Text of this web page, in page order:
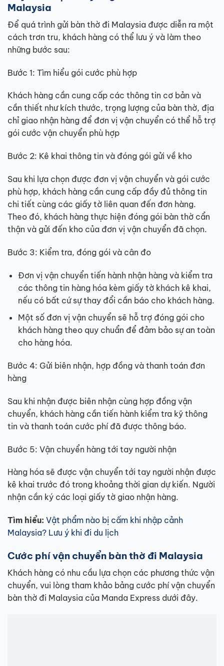
Malaysia
Để quá trình gửi bàn thờ đi Malaysia được diễn ra một
cách trơn tru, khách hàng có thể lưu ý và làm theo
những bước sau:
Bước 1: Tìm hiểu gói cước phù hợp
Khách hàng cần cung cấp các thông tin cơ bản và
cần thiết như kích thước, trọng lượng của bàn thờ, địa
chỉ giao nhận hàng để đơn vị vận chuyển có thể hỗ trợ
gói cước vận chuyển phù hợp
Bước 2: Kê khai thông tin và đóng gói gửi về kho
Sau khi lựa chọn được đơn vị vận chuyển và gói cước
phù hợp, khách hàng cần cung cấp đầy đủ thông tin
chi tiết cùng các giấy tờ liên quan đến đơn hàng.
Theo đó, khách hàng thực hiện đóng gói bàn thờ cẩn
thận và gửi đến kho của đơn vị vận chuyển đã chọn.
Bước 3: Kiểm tra, đóng gói và cân đo
Đơn vị vận chuyển tiến hành nhận hàng và kiểm tra
các thông tin hàng hóa kèm giấy tờ khách kê khai,
nếu có bất cứ sự thay đổi cần báo cho khách hàng.
Một số đơn vị vận chuyển sẽ hỗ trợ đóng gói cho
khách hàng theo quy chuẩn để đảm bảo sự an toàn
cho hàng hóa.
Bước 4: Gửi biên nhận, hợp đồng và thanh toán đơn
hàng
Sau khi nhận được biên nhận cùng hợp đồng vận
chuyển, khách hàng cần tiến hành kiểm tra kỹ thông
tin và thanh toán cước phí đã được thông báo.
Bước 5: Vận chuyển hàng tới tay người nhận
Hàng hóa sẽ được vận chuyển tới tay người nhận được
kê khai trước đó trong khoảng thời gian dự kiến. Người
nhận cần ký các loại giấy tờ giao nhận hàng.
Tìm hiểu: Vật phẩm nào bị cấm khi nhập cảnh
Malaysia? Lưu ý khi đi du lịch
Cước phí vận chuyển bàn thờ đi Malaysia
Khách hàng có nhu cầu lựa chọn các phương thức vận
chuyển, vui lòng tham khảo bảng cước phí vận chuyển
bàn thờ đi Malaysia của Manda Express dưới đây.